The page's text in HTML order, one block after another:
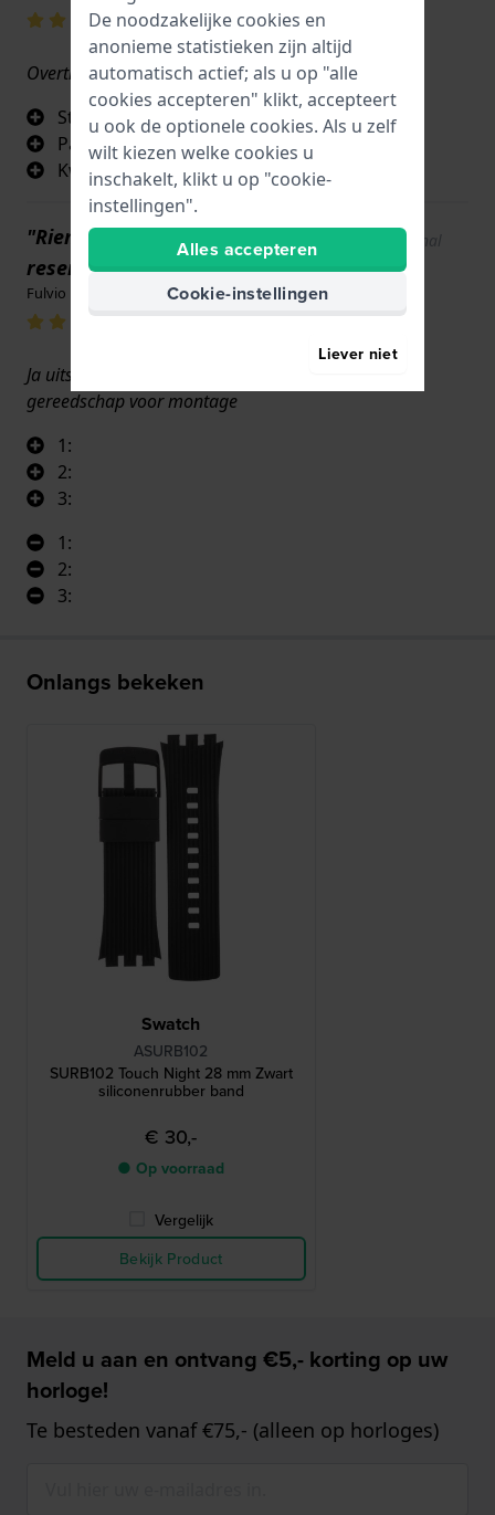
Overtrof mijn verwachtingen. Geen problemen.
Stevig
Past perfect
Kwaliteitsmateriaal
"Riem, origineel
reserveonderdeel"
Show original
Fulvio Fabiani · 17 juni 2022
Ja uitstekend product, geleverd met het benodigde
gereedschap voor montage
1:
2:
3:
1:
2:
3:
Onlangs bekeken
Swatch
ASURB102
SURB102 Touch Night 28 mm Zwart
siliconenrubber band
€ 30,-
● Op voorraad
Vergelijk
Bekijk Product
Meld u aan en ontvang €5,- korting op uw
horloge!
Te besteden vanaf €75,- (alleen op horloges)
De noodzakelijke cookies en
anonieme statistieken zijn altijd
automatisch actief; als u op "alle
cookies accepteren" klikt, accepteert
u ook de optionele cookies. Als u zelf
wilt kiezen welke cookies u
inschakelt, klikt u op "cookie-
instellingen".
Alles accepteren
Cookie-instellingen
Liever niet